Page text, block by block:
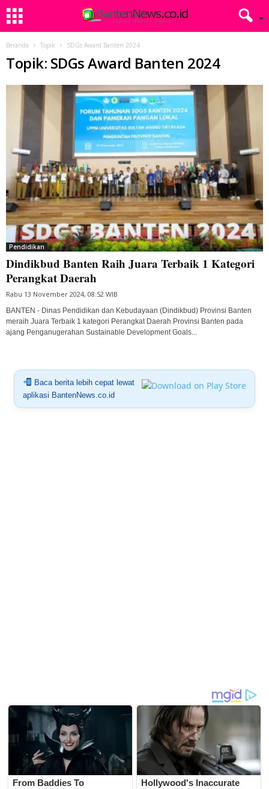
Beranda Topik SDGs Award Banten 2024
Topik: SDGs Award Banten 2024
Pendidikan
Dindikbud Banten Raih Juara Terbaik 1 Kategori
Perangkat Daerah
Rabu 13 November 2024, 08:52 WIB
BANTEN - Dinas Pendidikan dan Kebudayaan (Dindikbud) Provinsi Banten
meraih Juara Terbaik 1 kategori Perangkat Daerah Provinsi Banten pada
ajang Penganugerahan Sustainable Development Goals...
Baca berita lebih cepat lewat
aplikasi BantenNews.co.id